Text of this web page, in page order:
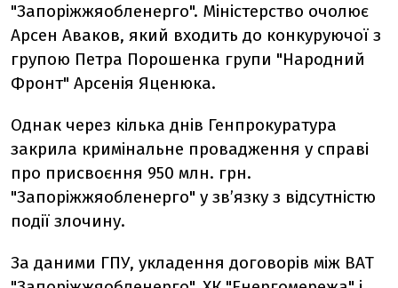
"Запоріжжяобленерго". Міністерство очолює
Арсен Аваков, який входить до конкуруючої з
групою Петра Порошенка групи "Народний
Фронт" Арсенія Яценюка.
Однак через кілька днів Генпрокуратура
закрила кримінальне провадження у справі
про присвоєння 950 млн. грн.
"Запоріжжяобленерго" у зв’язку з відсутністю
події злочину.
За даними ГПУ, укладення договорів між ВАТ